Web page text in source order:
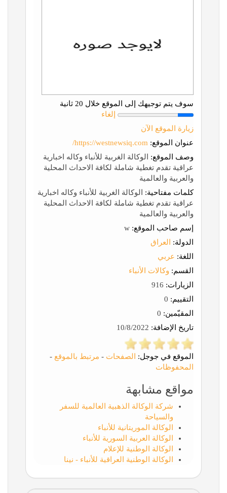
سوف يتم توجيهك إلى الموقع خلال 20 ثانية
إلغاء
زيارة الموقع الآن
عنوان الموقع: https://westnewsiq.com/
وصف الموقع: الوكالة الغربية للأنباء وكاله اخبارية
عراقية تقدم تغطية شاملة لكافة الاحداث المحلية
والعربية والعالمية
كلمات مفتاحية: الوكالة الغربية للأنباء وكاله اخبارية
عراقية تقدم تغطية شاملة لكافة الاحداث المحلية
والعربية والعالمية
إسم صاحب الموقع:
الدولة:
العراق
اللغة: عربي
القسم: وكالات الأنباء
الزيارات:
التقييم:
المقيّمين:
تاريخ الإضافة:
الموقع في جوجل: الصفحات - مرتبط بالموقع -
المحفوظات
مواقع مشابهة
شركة الوكالة الذهبية العالمية للسفر
والسياحة
الوكالة الموريتانية للأنباء
الوكالة العربية السورية للأنباء
الوكالة الوطنية للإعلام
الوكالة الوطنية العراقية للأنباء - نينا